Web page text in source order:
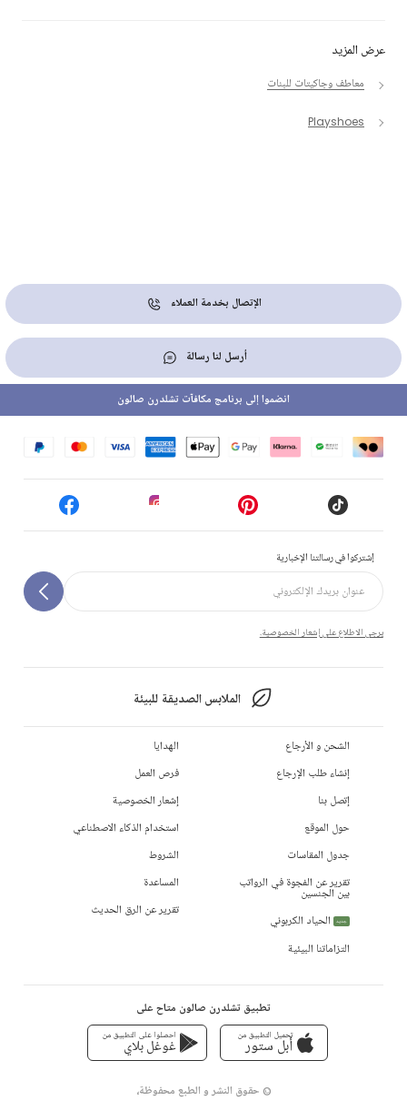
عرض المزيد
معاطف وجاكيتات للبنات
Playshoes
الإتصال بخدمة العملاء
أرسل لنا رسالة
إشتركوا في رسالتنا الإخبارية
يرجى الاطلاع على إشعار الخصوصية.
الملابس الصديقة للبيئة
انضموا إلى برنامج مكافآت تشلدرن صالون
الشحن و الأرجاع
إنشاء طلب الإرجاع
إتصل بنا
حول الموقع
جدول المقاسات
تقرير عن الفجوة في الرواتب
بين الجنسين
جديد
الحياد الكربوني
التزاماتنا البيئية
الهدايا
فرص العمل
إشعار الخصوصية
استخدام الذكاء الاصطناعي
الشروط
المساعدة
تقرير عن الرق الحديث
تطبيق تشلدرن صالون متاح على
تحميل التطبيق من
أبل ستور
احصلوا على التطبيق من
غوغل بلاي
© حقوق النشر و الطبع محفوظة،